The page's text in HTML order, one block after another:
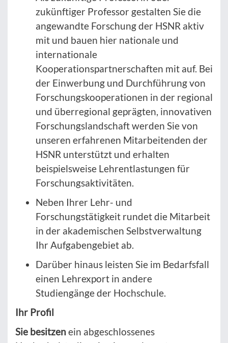
zukünftiger Professor gestalten Sie die
angewandte Forschung der HSNR aktiv
mit und bauen hier nationale und
internationale
Kooperationspartnerschaften mit auf. Bei
der Einwerbung und Durchführung von
Forschungskooperationen in der regional
und überregional geprägten, innovativen
Forschungslandschaft werden Sie von
unseren erfahrenen Mitarbeitenden der
HSNR unterstützt und erhalten
beispielsweise Lehrentlastungen für
Forschungsaktivitäten.
Neben Ihrer Lehr- und
Forschungstätigkeit rundet die Mitarbeit
in der akademischen Selbstverwaltung
Ihr Aufgabengebiet ab.
Darüber hinaus leisten Sie im Bedarfsfall
einen Lehrexport in andere
Studiengänge der Hochschule.
Ihr Profil
Sie besitzenein abgeschlossenes